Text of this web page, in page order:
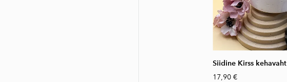
Siidine Kirss
17,90 €